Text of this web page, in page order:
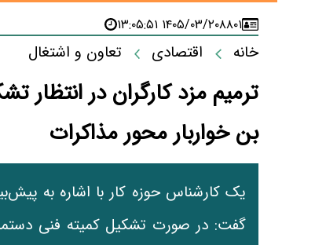
تأمین سرمایه در گردش بدون خلق
۸۸۰۱۱۴۰۵/۰۳/۲۰ ۱۳:۰۵:۵۱
خانه اقتصادی تعاون و اشتغال
ترمیم مزد کارگران در
بن خواربار محور مذاکرات
یک کارشناس حوزه کار با اشاره به
گفت: در صورت تشکیل کمیته فنی